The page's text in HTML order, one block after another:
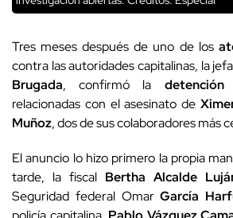
Tres meses después de uno de los
contra las autoridades capitalinas, la
Brugada, confirmó la
relacionadas con el asesinato de
Muñoz, dos de sus colaboradores más
El anuncio lo hizo primero la propia
tarde, la fiscal Bertha Alcalde
Seguridad federal OmarGarcía